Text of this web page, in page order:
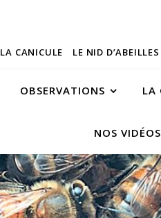
LA CANICULE LE NID D’ABEILLES
OBSERVATIONS LA
NOS VIDÉOS